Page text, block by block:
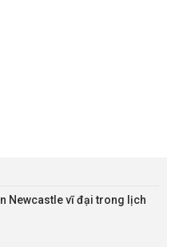
Newcastle vĩ đại trong lịch